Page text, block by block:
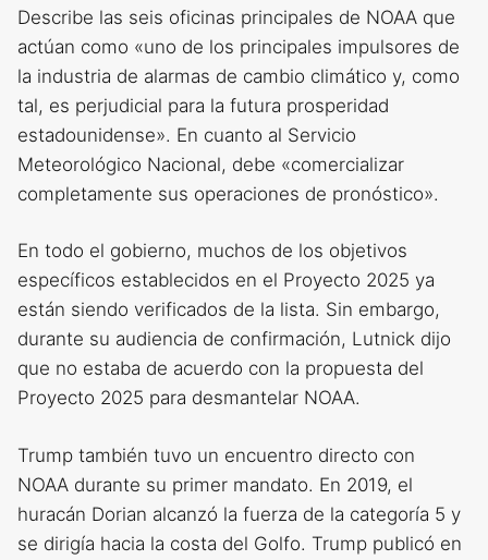
Describe las seis oficinas principales de NOAA que
actúan como «uno de los principales impulsores de
la industria de alarmas de cambio climático y, como
tal, es perjudicial para la futura prosperidad
estadounidense». En cuanto al Servicio
Meteorológico Nacional, debe «comercializar
completamente sus operaciones de pronóstico».
En todo el gobierno, muchos de los objetivos
específicos establecidos en el Proyecto 2025 ya
están siendo verificados de la lista. Sin embargo,
durante su audiencia de confirmación, Lutnick dijo
que no estaba de acuerdo con la propuesta del
Proyecto 2025 para desmantelar NOAA.
Trump también tuvo un encuentro directo con
NOAA durante su primer mandato. En 2019, el
huracán Dorian alcanzó la fuerza de la categoría 5 y
se dirigía hacia la costa del Golfo. Trump publicó en